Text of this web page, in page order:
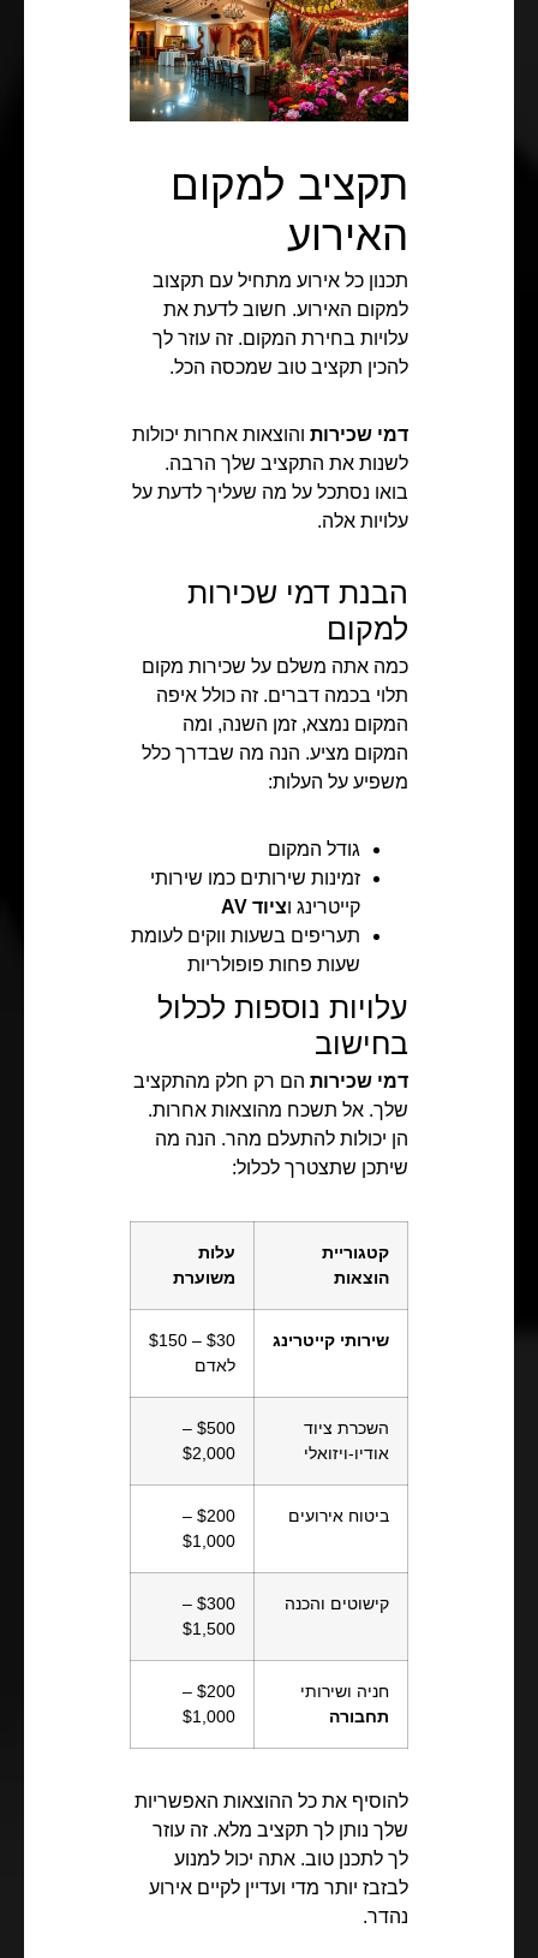
תקציב למקום
האירוע
תכנון כל אירוע מתחיל עם תקצוב
למקום האירוע. חשוב לדעת את
עלויות בחירת המקום. זה עוזר לך
להכין תקציב טוב שמכסה הכל.
דמי שכירות והוצאות אחרות יכולות
לשנות את התקציב שלך הרבה.
בואו נסתכל על מה שעליך לדעת על
עלויות אלה.
הבנת דמי שכירות
למקום
כמה אתה משלם על שכירות מקום
תלוי בכמה דברים. זה כולל איפה
המקום נמצא, זמן השנה, ומה
המקום מציע. הנה מה שבדרך כלל
משפיע על העלות:
גודל המקום
זמינות שירותים כמו שירותי
קייטרינג וציוד AV
תעריפים בשעות װקים לעומת
שעות פחות פופולריות
עלויות נוספות לכלול
בחישוב
דמי שכירות הם רק חלק מהתקציב
שלך. אל תשכח מהוצאות אחרות.
הן יכולות להתעלם מהר. הנה מה
שיתכן שתצטרך לכלול:
קטגוריית
הוצאות
עלות
משוערת
שירותי קייטרינג
$30 – $150
לאדם
השכרת ציוד
אודיו-ויזואלי
$500 –
$2,000
ביטוח אירועים
$200 –
$1,000
קישוטים והכנה
$300 –
$1,500
חניה ושירותי
תחבורה
$200 –
$1,000
להוסיף את כל ההוצאות האפשריות
שלך נותן לך תקציב מלא. זה עוזר
לך לתכנן טוב. אתה יכול למנוע
לבזבז יותר מדי ועדיין לקיים אירוע
נהדר.